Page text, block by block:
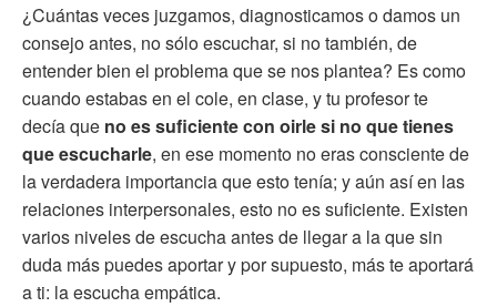
¿Cuántas veces juzgamos, diagnosticamos o damos un
consejo antes, no sólo escuchar, si no también, de
entender bien el problema que se nos plantea? Es como
cuando estabas en el cole, en clase, y tu profesor te
decía que no es suficiente con oirle si no que tienes
que escucharle, en ese momento no eras consciente de
la verdadera importancia que esto tenía; y aún así en las
relaciones interpersonales, esto no es suficiente. Existen
varios niveles de escucha antes de llegar a la que sin
duda más puedes aportar y por supuesto, más te aportará
a ti: la escucha empática.